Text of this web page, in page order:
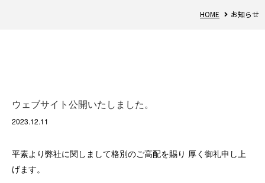
HOME お知らせ
ウェブサイト公開いたしました。
2023.12.11
平素より弊社に関しまして格別のご高配を賜り 厚く御礼申し上
げます。